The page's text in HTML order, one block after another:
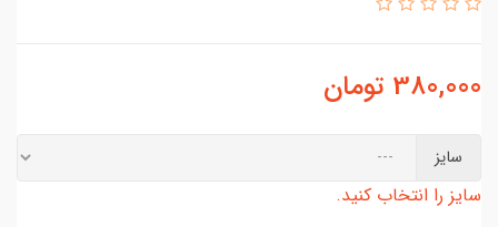
380,000 تومان
سایز
سایز را انتخاب کنید.